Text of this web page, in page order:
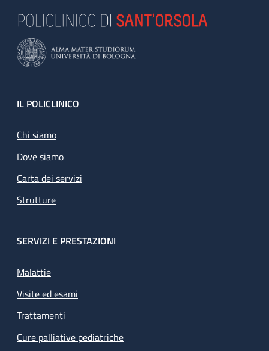
Footer
IL POLICLINICO
Chi siamo
Dove siamo
Carta dei servizi
Strutture
SERVIZI E PRESTAZIONI
Malattie
Visite ed esami
Trattamenti
Cure palliative pediatriche